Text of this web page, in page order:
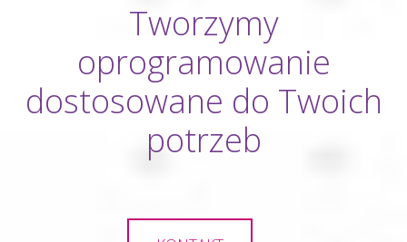
Tworzymy
oprogramowanie
dostosowane do Twoich
potrzeb